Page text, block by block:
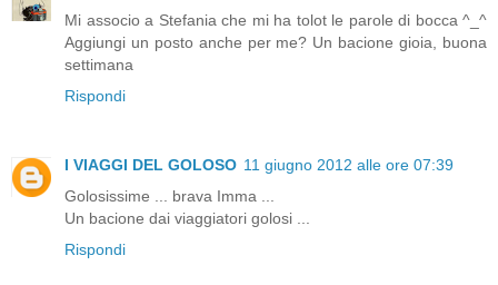
Mi associo a Stefania che mi ha tolot le parole di bocca ^_^
Aggiungi un posto anche per me? Un bacione gioia, buona
settimana
Rispondi
I VIAGGI DEL GOLOSO 11 giugno 2012 alle ore 07:39
Golosissime ... brava Imma ...
Un bacione dai viaggiatori golosi ...
Rispondi